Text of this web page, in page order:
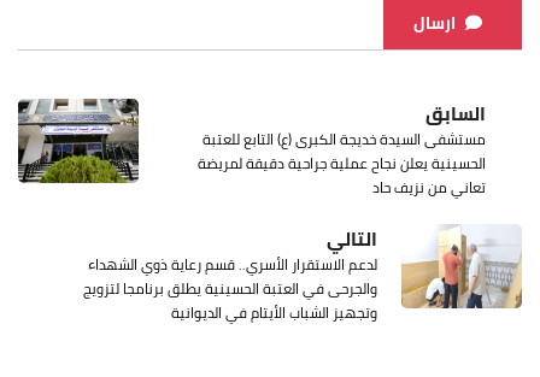
ارسال
السابق
مستشفى السيدة خديجة الكبرى (ع) التابع للعتبة
الحسينية يعلن نجاح عملية جراحية دقيقة لمريضة
تعاني من نزيف حاد
التالي
لدعم الاستقرار الأسري.. قسم رعاية ذوي الشهداء
والجرحى في العتبة الحسينية يطلق برنامجا لتزويج
وتجهيز الشباب الأيتام في الديوانية